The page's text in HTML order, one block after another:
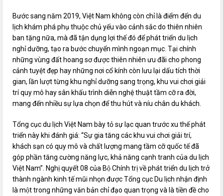
Bước sang năm 2019, Việt Nam không còn chỉ là điểm đến du
lịch khám phá phụ thuộc chủ yếu vào cảnh sắc do thiên nhiên
ban tặng nữa, mà đã tận dụng lợi thế đó để phát triển du lịch
nghỉ dưỡng, tạo ra bước chuyển mình ngoạn mục. Tại chính
những vùng đất hoang sơ được thiên nhiên ưu đãi cho phong
cảnh tuyệt đẹp hay những nơi cổ kính còn lưu lại dấu tích thời
gian, lần lượt từng khu nghỉ dưỡng sang trọng, khu vui chơi giải
trí quy mô hay sân khấu trình diễn nghệ thuật tầm cỡ ra đời,
mang đến nhiều sự lựa chọn để thu hút và níu chân du khách.
Tổng cục du lịch Việt Nam bày tỏ sự lạc quan trước xu thế phát
triển này khi đánh giá: “Sự gia tăng các khu vui chơi giải trí,
khách sạn có quy mô và chất lượng mang tầm cỡ quốc tế đã
góp phần tăng cường năng lực, khả năng cạnh tranh của du lịch
Việt Nam”. Nghị quyết 08 của Bộ Chính trị về phát triển du lịch trở
thành ngành kinh tế mũi nhọn được Tổng cục Du lịch nhận định
là một trong những văn bản chỉ đạo quan trọng và là tiền đề cho